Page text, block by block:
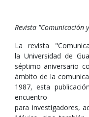
Revista "Comunicación
La revista
la Universidad de
séptimo aniversario
ámbito de la
1987, esta
encuentro
para investigadores,